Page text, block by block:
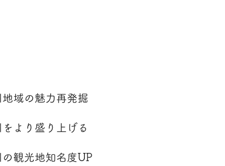
地域の魅力再発掘
をより盛り上げる
の観光地知名度UP